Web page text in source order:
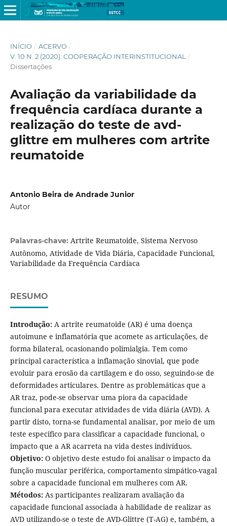
INÍCIO / ACERVO /
V. 10 N. 2 (2020): COOPERAÇÃO INTERINSTITUCIONAL
/
Dissertações
Avaliação da variabilidade da
frequência cardíaca durante a
realização do teste de avd-
glittre em mulheres com artrite
reumatoide
Antonio Beira de Andrade Junior
Autor
Palavras-chave: Artrite Reumatoide, Sistema Nervoso
Autônomo, Atividade de Vida Diária, Capacidade Funcional,
Variabilidade da Frequência Cardíaca
RESUMO
Introdução: A artrite reumatoide (AR) é uma doença
autoimune e inflamatória que acomete as articulações, de
forma bilateral, ocasionando polimialgia. Tem como
principal característica a inflamação sinovial, que pode
evoluir para erosão da cartilagem e do osso, seguindo-se de
deformidades articulares. Dentre as problemáticas que a
AR traz, pode-se observar uma piora da capacidade
funcional para executar atividades de vida diária (AVD). A
partir disto, torna-se fundamental analisar, por meio de um
teste especifico para classificar a capacidade funcional, o
impacto que a AR acarreta na vida destes indivíduos.
Objetivo: O objetivo deste estudo foi analisar o impacto da
função muscular periférica, comportamento simpático-vagal
sobre a capacidade funcional em mulheres com AR.
Métodos: As participantes realizaram avaliação da
capacidade funcional associada à habilidade de realizar as
AVD utilizando-se o teste de AVD-Glittre (T-AG) e, também, a